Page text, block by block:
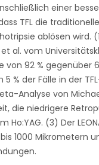
einer
TFL die
ablösen wird.
al. vom
92 % gegenüber
% der Fälle in der
Analyse von
die niedrigere
Ho:YAG. (3) Der
1000 Mikrometern